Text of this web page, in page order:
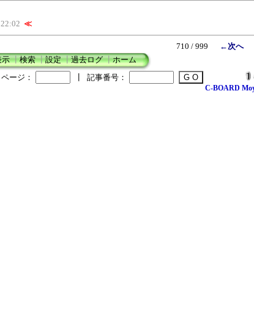
≪
710 / 999 ←次へ
示┃検索┃設定┃過去ログ┃ホーム
ページ：
記事番号：
C-BOARD